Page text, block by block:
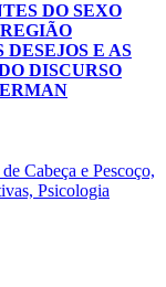
DO SEXO
E AS
DISCURSO
Cabeça e Pescoço,
Psicologia